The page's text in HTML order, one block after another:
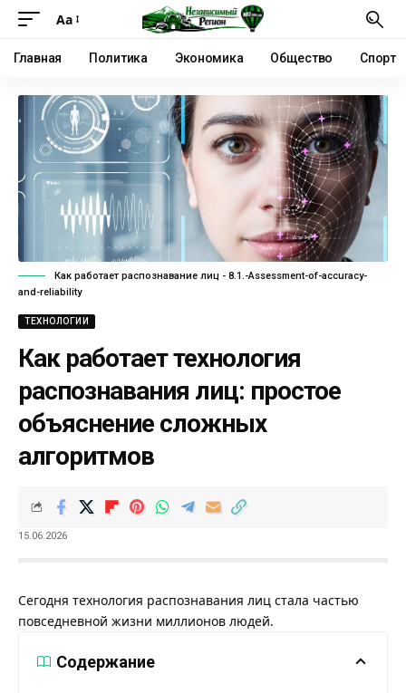
Аа
Главная Политика Экономика Общество Спорт
Как работает распознавание лиц - 8.1.-Assessment-of-accuracy-
and-reliability
ТЕХНОЛОГИИ
Как работает технология
распознавания лиц: простое
объяснение сложных
алгоритмов
15.06.2026
Сегодня технология распознавания лиц стала частью
повседневной жизни миллионов людей.
Содержание